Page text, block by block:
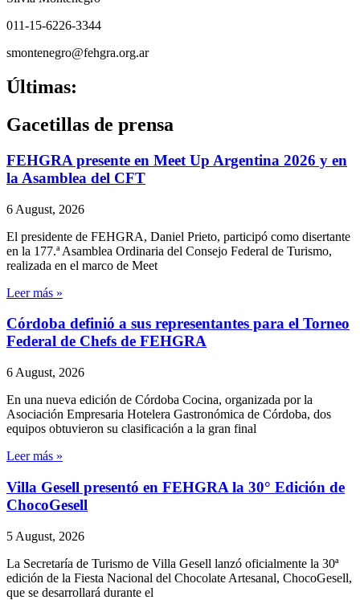
011-15-6226-3344
smontenegro@fehgra.org.ar
Últimas:
Gacetillas de prensa
FEHGRA presente en Meet Up Argentina 2026 y en
la Asamblea del CFT
6 August, 2026
El presidente de FEHGRA, Daniel Prieto, participó como disertante
en la 177.ª Asamblea Ordinaria del Consejo Federal de Turismo,
realizada en el marco de Meet
Leer más »
Córdoba definió a sus representantes para el Torneo
Federal de Chefs de FEHGRA
6 August, 2026
En una nueva edición de Córdoba Cocina, organizada por la
Asociación Empresaria Hotelera Gastronómica de Córdoba, dos
equipos obtuvieron su clasificación a la gran final
Leer más »
Villa Gesell presentó en FEHGRA la 30° Edición de
ChocoGesell
5 August, 2026
La Secretaría de Turismo de Villa Gesell lanzó oficialmente la 30ª
edición de la Fiesta Nacional del Chocolate Artesanal, ChocoGesell,
que se desarrollará durante el